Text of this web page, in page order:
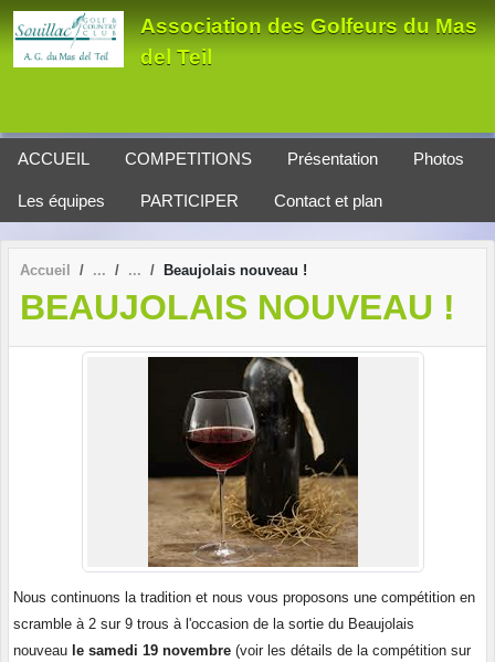
Association des Golfeurs du Mas
del Teil
ACCUEIL COMPETITIONS Présentation Photos
Les équipes PARTICIPER Contact et plan
Accueil Beaujolais nouveau !
BEAUJOLAIS NOUVEAU !
Nous continuons la tradition et nous vous proposons une compétition en
scramble à 2 sur 9 trous à l'occasion de la sortie du Beaujolais
nouveau le samedi 19 novembre (voir les détails de la compétition sur
Panneau de gestion des cookies